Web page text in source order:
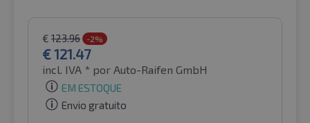
€ 123.96 -2%
€121.47
incl. IVA * por Auto-Raifen GmbH
EM ESTOQUE
Envio gratuito